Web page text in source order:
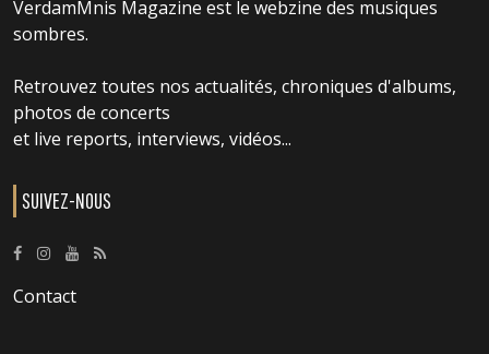
VerdamMnis Magazine est le webzine des musiques
sombres.
Retrouvez toutes nos actualités, chroniques d'albums,
photos de concerts
et live reports, interviews, vidéos...
SUIVEZ-NOUS
Contact